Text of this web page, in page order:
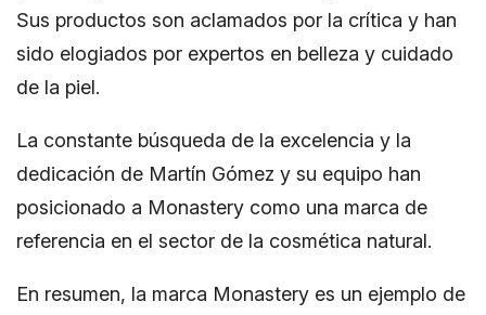
Sus productos son aclamados por la crítica y han
sido elogiados por expertos en belleza y cuidado
de la piel.
La constante búsqueda de la excelencia y la
dedicación de Martín Gómez y su equipo han
posicionado a Monastery como una marca de
referencia en el sector de la cosmética natural.
En resumen, la marca Monastery es un ejemplo de